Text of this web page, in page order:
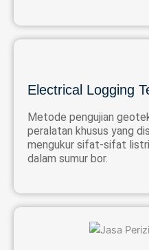
Electrical Logging
Metode pengujian
peralatan khusus yang
mengukur sifat-sifat
dalam sumur bor.